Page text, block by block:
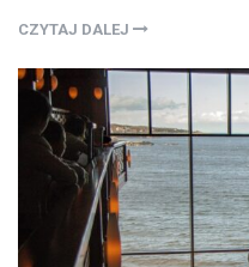
CZYTAJ DALEJ